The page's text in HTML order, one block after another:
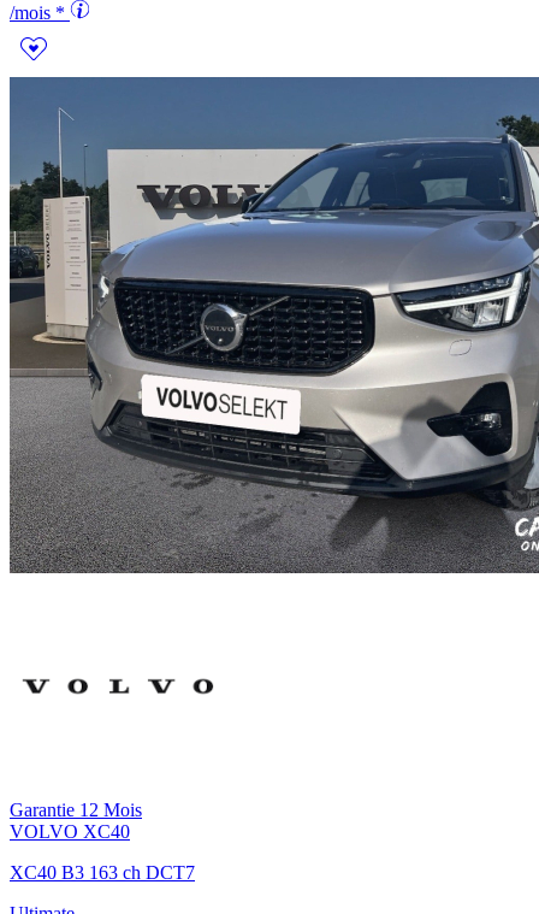
/mois *
Garantie 12 Mois
VOLVO XC40
XC40 B3 163 ch DCT7